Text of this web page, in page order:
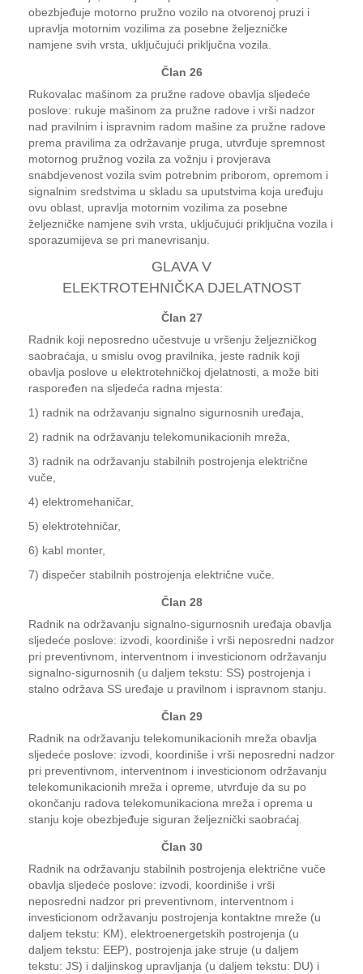
obezbjeđuje motorno pružno vozilo na otvorenoj pruzi i
upravlja motornim vozilima za posebne željezničke
namjene svih vrsta, uključujući priključna vozila.
Član 26
Rukovalac mašinom za pružne radove obavlja sljedeće
poslove: rukuje mašinom za pružne radove i vrši nadzor
nad pravilnim i ispravnim radom mašine za pružne radove
prema pravilima za održavanje pruga, utvrđuje spremnost
motornog pružnog vozila za vožnju i provjerava
snabdjevenost vozila svim potrebnim priborom, opremom i
signalnim sredstvima u skladu sa uputstvima koja uređuju
ovu oblast, upravlja motornim vozilima za posebne
željezničke namjene svih vrsta, uključujući priključna vozila i
sporazumijeva se pri manevrisanju.
GLAVA V
ELEKTROTEHNIČKA DJELATNOST
Član 27
Radnik koji neposredno učestvuje u vršenju željezničkog
saobraćaja, u smislu ovog pravilnika, jeste radnik koji
obavlja poslove u elektrotehničkoj djelatnosti, a može biti
raspoređen na sljedeća radna mjesta:
1) radnik na održavanju signalno sigurnosnih uređaja,
2) radnik na održavanju telekomunikacionih mreža,
3) radnik na održavanju stabilnih postrojenja električne
vuče,
4) elektromehaničar,
5) elektrotehničar,
6) kabl monter,
7) dispečer stabilnih postrojenja električne vuče.
Član 28
Radnik na održavanju signalno-sigurnosnih uređaja obavlja
sljedeće poslove: izvodi, koordiniše i vrši neposredni nadzor
pri preventivnom, interventnom i investicionom održavanju
signalno-sigurnosnih (u daljem tekstu: SS) postrojenja i
stalno održava SS uređaje u pravilnom i ispravnom stanju.
Član 29
Radnik na održavanju telekomunikacionih mreža obavlja
sljedeće poslove: izvodi, koordiniše i vrši neposredni nadzor
pri preventivnom, interventnom i investicionom održavanju
telekomunikacionih mreža i opreme, utvrđuje da su po
okončanju radova telekomunikaciona mreža i oprema u
stanju koje obezbjeđuje siguran željeznički saobraćaj.
Član 30
Radnik na održavanju stabilnih postrojenja električne vuče
obavlja sljedeće poslove: izvodi, koordiniše i vrši
neposredni nadzor pri preventivnom, interventnom i
investicionom održavanju postrojenja kontaktne mreže (u
daljem tekstu: KM), elektroenergetskih postrojenja (u
daljem tekstu: EEP), postrojenja jake struje (u daljem
tekstu: JS) i daljinskog upravljanja (u daljem tekstu: DU) i